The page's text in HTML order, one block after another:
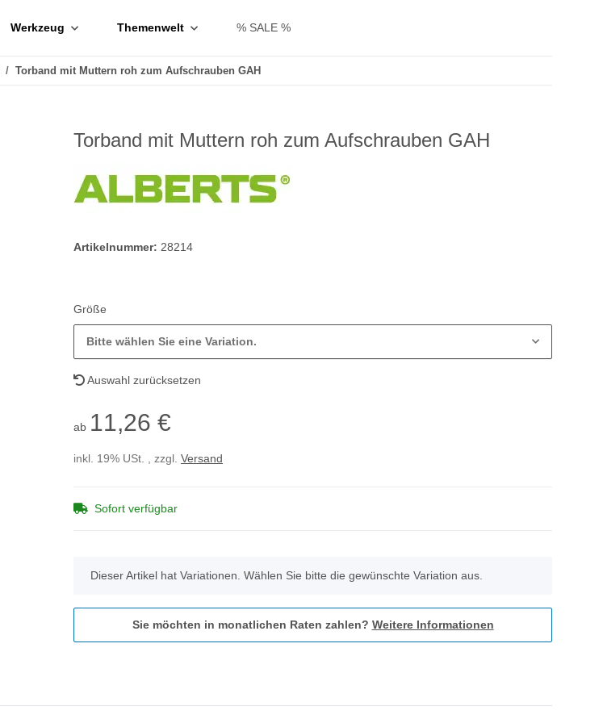
Werkzeug Themenwelt % SALE %
Torband mit Muttern roh zum Aufschrauben GAH
Torband mit Muttern roh zum Aufschrauben GAH
Artikelnummer: 28214
Größe
Bitte wählen Sie eine Variation.
Auswahl zurücksetzen
ab 11,26 €
inkl. 19% USt. , zzgl. Versand
Sofort verfügbar
x
Dieser Artikel hat Variationen. Wählen Sie bitte die gewünschte Variation aus.
Sie möchten in monatlichen Raten zahlen? Weitere Informationen